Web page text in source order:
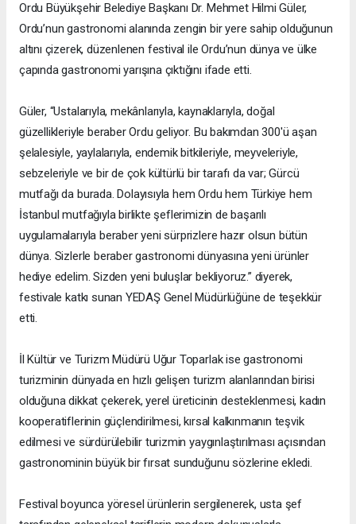
Ordu Büyükşehir Belediye Başkanı Dr. Mehmet Hilmi Güler,
Ordu’nun gastronomi alanında zengin bir yere sahip olduğunun
altını çizerek, düzenlenen festival ile Ordu’nun dünya ve ülke
çapında gastronomi yarışına çıktığını ifade etti.
Güler, “Ustalarıyla, mekânlarıyla, kaynaklarıyla, doğal
güzellikleriyle beraber Ordu geliyor. Bu bakımdan 300'ü aşan
şelalesiyle, yaylalarıyla, endemik bitkileriyle, meyveleriyle,
sebzeleriyle ve bir de çok kültürlü bir tarafı da var; Gürcü
mutfağı da burada. Dolayısıyla hem Ordu hem Türkiye hem
İstanbul mutfağıyla birlikte şeflerimizin de başarılı
uygulamalarıyla beraber yeni sürprizlere hazır olsun bütün
dünya. Sizlerle beraber gastronomi dünyasına yeni ürünler
hediye edelim. Sizden yeni buluşlar bekliyoruz.” diyerek,
festivale katkı sunan YEDAŞ Genel Müdürlüğüne de teşekkür
etti.
İl Kültür ve Turizm Müdürü Uğur Toparlak ise gastronomi
turizminin dünyada en hızlı gelişen turizm alanlarından birisi
olduğuna dikkat çekerek, yerel üreticinin desteklenmesi, kadın
kooperatiflerinin güçlendirilmesi, kırsal kalkınmanın teşvik
edilmesi ve sürdürülebilir turizmin yaygınlaştırılması açısından
gastronominin büyük bir fırsat sunduğunu sözlerine ekledi.
Festival boyunca yöresel ürünlerin sergilenerek, usta şef